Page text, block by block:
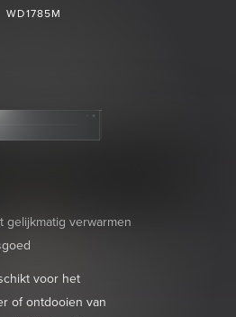
WD1785M
gelijkmatig verwarmen
voor het
of ontdooien van